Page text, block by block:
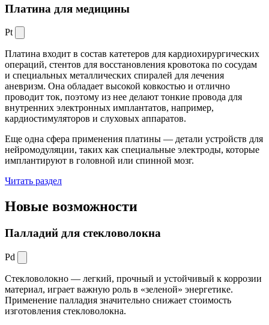
Платина для медицины
Pt
Платина входит в состав катетеров для кардиохирургических
операций, стентов для восстановления кровотока по сосудам
и специальных металлических спиралей для лечения
аневризм. Она обладает высокой ковкостью и отлично
проводит ток, поэтому из нее делают тонкие провода для
внутренних электронных имплантатов, например,
кардиостимуляторов и слуховых аппаратов.
Еще одна сфера применения платины — детали устройств для
нейромодуляции, таких как специальные электроды, которые
имплантируют в головной или спинной мозг.
Читать раздел
Новые возможности
Палладий для стекловолокна
Pd
Стекловолокно — легкий, прочный и устойчивый к коррозии
материал, играет важную роль в «зеленой» энергетике.
Применение палладия значительно снижает стоимость
изготовления стекловолокна.